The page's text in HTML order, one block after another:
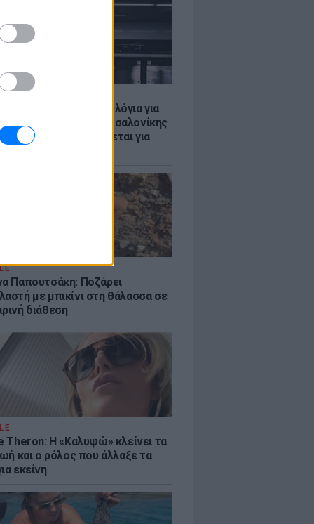
δοκιμαστικά δρομολόγια για
του Μετρό Θεσσαλονίκης
- Τι προβλέπεται για
Παπουτσάκη: Ποζάρει
με μπικίνι στη θάλασσα σε
διάθεση
Theron: Η «Καλυψώ» κλείνει τα
και ο ρόλος που άλλαξε τα
εκείνη